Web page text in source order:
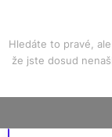
content
Hledáte to pravé,
že jste dosud